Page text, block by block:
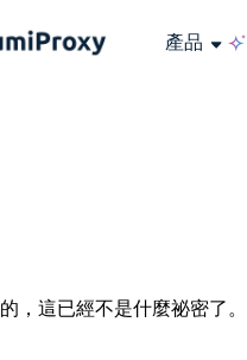
產品
，這已經不是什麼祕密了